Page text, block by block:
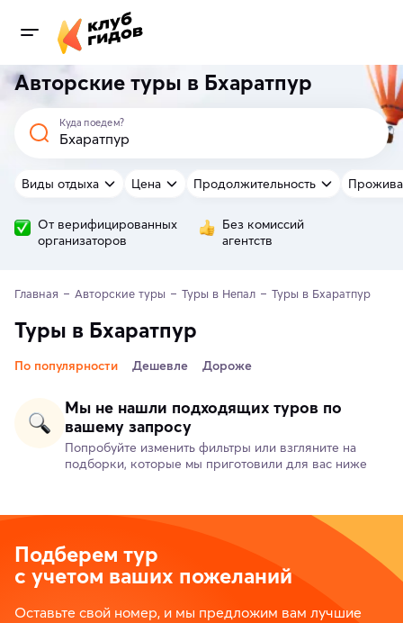
Авторские туры в Бхаратпур
Куда поедем?
Виды отдыха Цена Продолжительность
От верифицированных
организаторов
Без комиссий
агентств
Главная Авторские туры Туры в Непал Туры в Бхаратпур
Туры в Бхаратпур
По популярности Дешевле Дороже
Мы не нашли подходящих туров по
вашему запросу
Попробуйте изменить фильтры или взгляните на
подборки, которые мы приготовили для вас ниже
Подберем тур
с учетом ваших пожеланий
Оставьте свой номер, и мы предложим вам лучшие